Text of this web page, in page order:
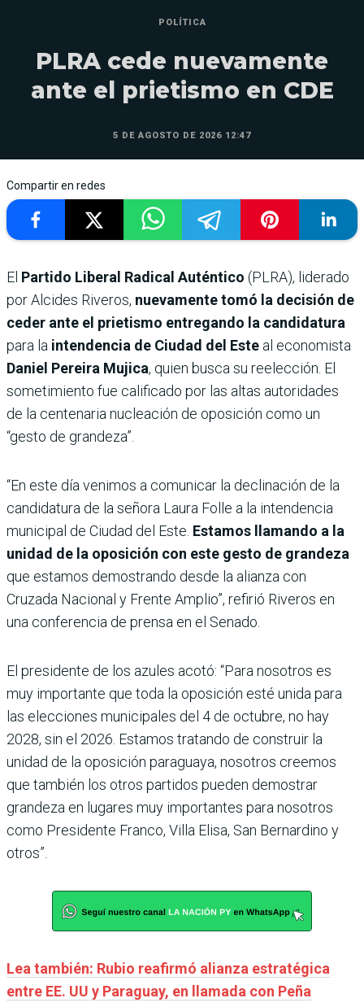
POLÍTICA
PLRA cede nuevamente
ante el prietismo en CDE
5 DE AGOSTO DE 2026 12:47
Compartir en redes
El Partido Liberal Radical Auténtico (PLRA), liderado
por Alcides Riveros, nuevamente tomó la decisión de
ceder ante el prietismo entregando la candidatura
para la intendencia de Ciudad del Este al economista
Daniel Pereira Mujica, quien busca su reelección. El
sometimiento fue calificado por las altas autoridades
de la centenaria nucleación de oposición como un
“gesto de grandeza”.
“En este día venimos a comunicar la declinación de la
candidatura de la señora Laura Folle a la intendencia
municipal de Ciudad del Este. Estamos llamando a la
unidad de la oposición con este gesto de grandeza
que estamos demostrando desde la alianza con
Cruzada Nacional y Frente Amplio”, refirió Riveros en
una conferencia de prensa en el Senado.
El presidente de los azules acotó: “Para nosotros es
muy importante que toda la oposición esté unida para
las elecciones municipales del 4 de octubre, no hay
2028, sin el 2026. Estamos tratando de construir la
unidad de la oposición paraguaya, nosotros creemos
que también los otros partidos pueden demostrar
grandeza en lugares muy importantes para nosotros
como Presidente Franco, Villa Elisa, San Bernardino y
otros”.
Lea también: Rubio reafirmó alianza estratégica
entre EE. UU y Paraguay, en llamada con Peña